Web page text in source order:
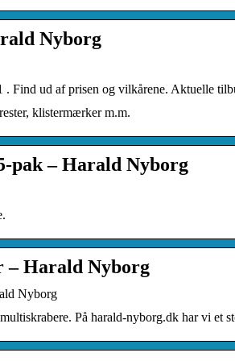
Nyborg
Find ud af prisen og vilkårene. Aktuelle
klistermærker m.m.
pak – Harald Nyborg
– Harald Nyborg
Nyborg
På harald-nyborg.dk har vi et